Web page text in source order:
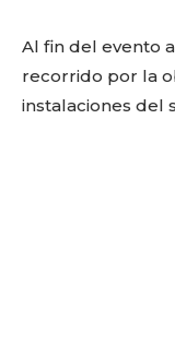
Al fin del evento
recorrido por la
instalaciones del